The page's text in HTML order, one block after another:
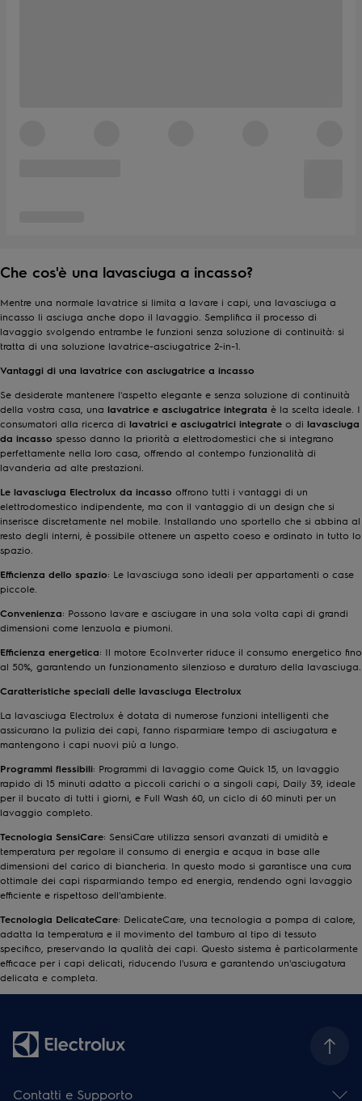
Che cos'è una lavasciuga a incasso?
Mentre una normale lavatrice si limita a lavare i capi, una lavasciuga a
incasso li asciuga anche dopo il lavaggio. Semplifica il processo di
lavaggio svolgendo entrambe le funzioni senza soluzione di continuità: si
tratta di una soluzione lavatrice-asciugatrice 2-in-1.
Vantaggi di una lavatrice con asciugatrice a incasso
Se desiderate mantenere l'aspetto elegante e senza soluzione di continuità
della vostra casa, una lavatrice e asciugatrice integrata è la scelta ideale. I
consumatori alla ricerca di lavatrici e asciugatrici integrate o di lavasciuga
da incasso spesso danno la priorità a elettrodomestici che si integrano
perfettamente nella loro casa, offrendo al contempo funzionalità di
lavanderia ad alte prestazioni.
Le lavasciuga Electrolux da incasso offrono tutti i vantaggi di un
elettrodomestico indipendente, ma con il vantaggio di un design che si
inserisce discretamente nel mobile. Installando uno sportello che si abbina al
resto degli interni, è possibile ottenere un aspetto coeso e ordinato in tutto lo
spazio.
Efficienza dello spazio: Le lavasciuga sono ideali per appartamenti o case
piccole.
Convenienza: Possono lavare e asciugare in una sola volta capi di grandi
dimensioni come lenzuola e piumoni.
Efficienza energetica: Il motore EcoInverter riduce il consumo energetico fino
al 50%, garantendo un funzionamento silenzioso e duraturo della lavasciuga.
Caratteristiche speciali delle lavasciuga Electrolux
La lavasciuga Electrolux è dotata di numerose funzioni intelligenti che
assicurano la pulizia dei capi, fanno risparmiare tempo di asciugatura e
mantengono i capi nuovi più a lungo.
Programmi flessibili: Programmi di lavaggio come Quick 15, un lavaggio
rapido di 15 minuti adatto a piccoli carichi o a singoli capi, Daily 39, ideale
per il bucato di tutti i giorni, e Full Wash 60, un ciclo di 60 minuti per un
lavaggio completo.
Tecnologia SensiCare: SensiCare utilizza sensori avanzati di umidità e
temperatura per regolare il consumo di energia e acqua in base alle
dimensioni del carico di biancheria. In questo modo si garantisce una cura
ottimale dei capi risparmiando tempo ed energia, rendendo ogni lavaggio
efficiente e rispettoso dell'ambiente.
Tecnologia DelicateCare: DelicateCare, una tecnologia a pompa di calore,
adatta la temperatura e il movimento del tamburo al tipo di tessuto
specifico, preservando la qualità dei capi. Questo sistema è particolarmente
efficace per i capi delicati, riducendo l'usura e garantendo un'asciugatura
delicata e completa.
Contatti e Supporto